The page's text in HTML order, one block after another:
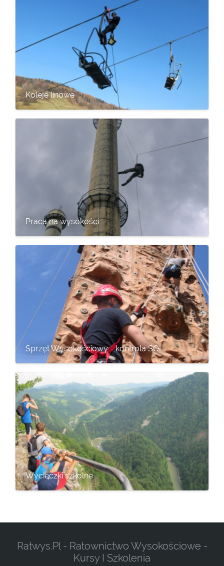
Koleje linowe
Praca na wysokości
Sprzęt Wysokościowy - kontrola SOI
Wycieczki szkolne
Ratwys.pl - Ratownictwo Wysokościowe -
Kursy I Szkolenia